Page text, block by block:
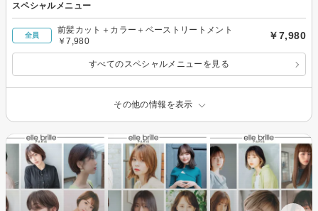
スペシャルメニュー
全員
前髪カット＋カラー＋ベーストリートメント
￥7,980
￥7,980
すべてのスペシャルメニューを見る
その他の情報を表示